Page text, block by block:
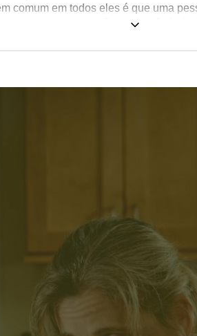
comum em todos eles é que uma
manter contato. Caso ela não haja
Um relacionamento deve se basear
sobre tudo isso, leia frases sobre